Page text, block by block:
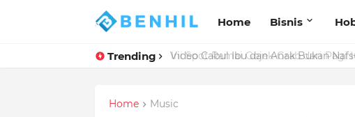
Home Bisnis
Trending Ini Spot Ramai Gojek-Grab dari Pagi
Home Music